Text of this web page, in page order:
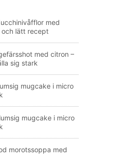
med
lätt recept
med citron –
sig stark
mugcake i micro
mugcake i micro
morotssoppa med